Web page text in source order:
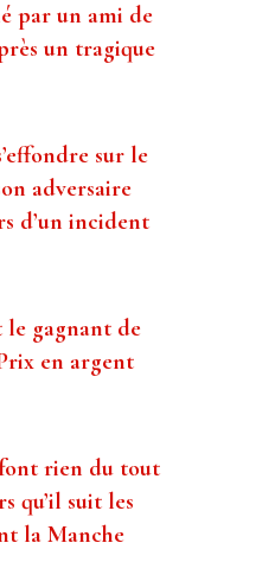
par un ami de
un tragique
sur le
adversaire
d’un incident
le gagnant de
​​en argent
rien du tout
qu’il suit les
la Manche